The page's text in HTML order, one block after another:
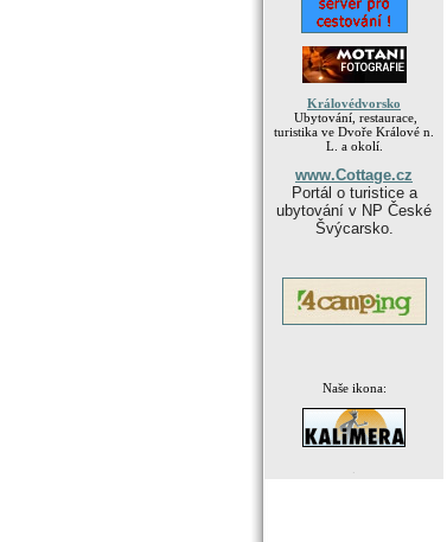
Královédvorsko
Ubytování, restaurace,
turistika ve Dvoře Králové n.
L. a okolí.
www.Cottage.cz
Portál o turistice a
ubytování v NP České
Švýcarsko.
Naše ikona: